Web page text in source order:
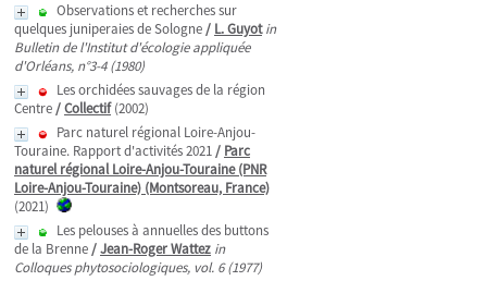
Observations et recherches sur
quelques juniperaies de Sologne/ L. Guyot in
Bulletin de l'Institut d'écologie appliquée
d'Orléans, n°3-4 (1980)
Les orchidées sauvages de la région
Centre/Collectif(2002)
Parc naturel régional Loire-Anjou-
Touraine. Rapport d'activités 2021/ Parc
naturel régional Loire-Anjou-Touraine (PNR
Loire-Anjou-Touraine) (Montsoreau, France)
(2021)
Les pelouses à annuelles des buttons
de la Brenne/Jean-Roger Wattez in
Colloques phytosociologiques, vol. 6 (1977)